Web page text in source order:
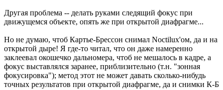
Другая проблема -- делать руками следящий фокус при
движущемся объекте, опять же при открытой диафрагме...
Но не думаю, чтоб Картье-Брессон снимал Noctilux'ом, да и на
открытой дыре! Я где-то читал, что он даже намеренно
заклеевал окошечко дальномера, чтоб не мешалось в кадре, а
фокус выставлялся заранее, приблизительно (т.н. "зонная
фокусировка"); метод этот не может давать сколько-нибудь
точных результатов при открытой диафрагме, да и снимки К-Б